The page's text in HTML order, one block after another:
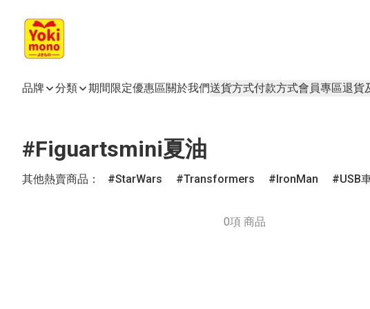
品牌 分類 期間限定優惠區關於我們送貨方式付款方式會員專區退貨
#Figuartsmini夏油
其他熱賣商品： StarWars Transformers IronMan USB
0項 商品